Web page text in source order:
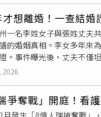
排定8月11日開庭。她感
向法院申請不公開審理，
仍須等待法院通知。她也
兒療程並生下子女。她認
受輔助生殖治療，因此希
者培育的冷凍胚胎，已成
開道歉；至於丈夫，她則
漏洞。媒體向多家生殖醫學
須完成拍照、刷臉等身分驗
3位媳婦、7位孫子共13
認罪。王家人則告賴姓女
出姓名，也能一題一題回
想離婚！一查結
一名李姓女子與張姓丈夫
的婚姻真相。李女多年來
。事件曝光後，丈夫不僅
束這段婚姻。據大陸《錢
，但婚後幾乎一直生活在
而再次動手，讓她徹底心寒
女都已成家，她才終於鼓起
2026
爭奪戰」開庭！看